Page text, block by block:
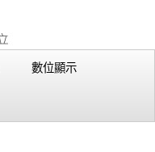
數位顯示